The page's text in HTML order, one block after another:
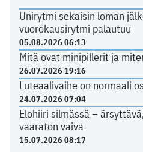
Unirytmi sekaisin loman
vuorokausirytmi palautuu
05.08.2026 06:13
Mitä ovat minipillerit ja
26.07.2026 19:16
Luteaalivaihe on normaali
24.07.2026 07:04
Elohiiri silmässä –
vaaraton vaiva
15.07.2026 08:17